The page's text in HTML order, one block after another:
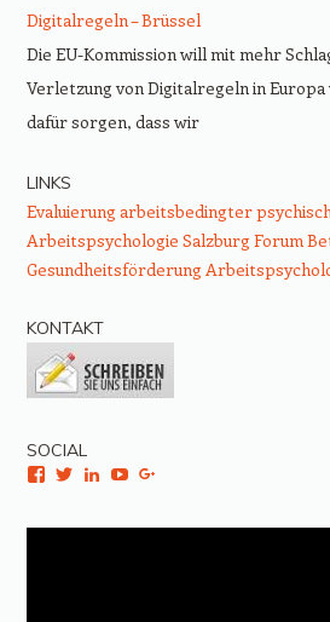
Digitalregeln – Brüssel
Die EU-Kommission will mit mehr
Verletzung von Digitalregeln in
dafür sorgen, dass wir
LINKS
Evaluierung arbeitsbedingter
Arbeitspsychologie Salzburg Forum
Gesundheitsförderung
KONTAKT
SOCIAL
Facebook
TwitterLinkedIn
YouTube